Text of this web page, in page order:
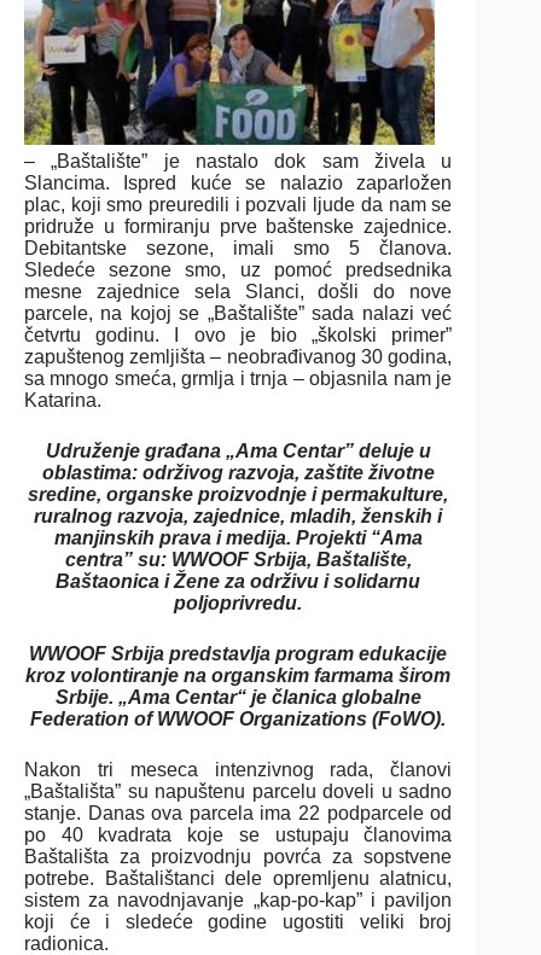
– „Baštalište” je nastalo dok sam živela u
Slancima. Ispred kuće se nalazio zaparložen
plac, koji smo preuredili i pozvali ljude da nam se
pridruže u formiranju prve baštenske zajednice.
Debitantske sezone, imali smo 5 članova.
Sledeće sezone smo, uz pomoć predsednika
mesne zajednice sela Slanci, došli do nove
parcele, na kojoj se „Baštalište” sada nalazi već
četvrtu godinu. I ovo je bio „školski primer”
zapuštenog zemljišta – neobrađivanog 30 godina,
sa mnogo smeća, grmlja i trnja – objasnila nam je
Katarina.
Udruženje građana „Ama Centar” deluje u
oblastima: održivog razvoja, zaštite životne
sredine, organske proizvodnje i permakulture,
ruralnog razvoja, zajednice, mladih, ženskih i
manjinskih prava i medija. Projekti “Ama
centra” su: WWOOF Srbija, Baštalište,
Baštaonica i Žene za održivu i solidarnu
poljoprivredu.
WWOOF Srbija predstavlja program edukacije
kroz volontiranje na organskim farmama širom
Srbije. „Ama Centar“ je članica globalne
Federation of WWOOF Organizations (FoWO).
Nakon tri meseca intenzivnog rada, članovi
„Baštališta” su napuštenu parcelu doveli u sadno
stanje. Danas ova parcela ima 22 podparcele od
po 40 kvadrata koje se ustupaju članovima
Baštališta za proizvodnju povrća za sopstvene
potrebe. Baštalištanci dele opremljenu alatnicu,
sistem za navodnjavanje „kap-po-kap” i paviljon
koji će i sledeće godine ugostiti veliki broj
radionica.